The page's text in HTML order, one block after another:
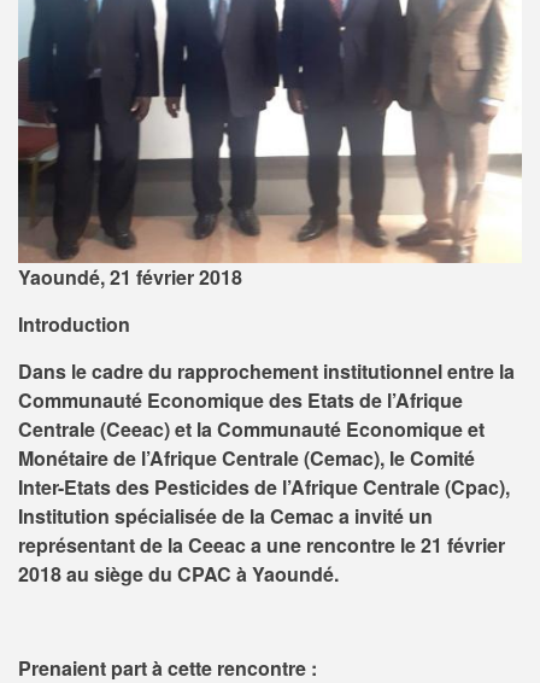
Yaoundé, 21 février 2018
Introduction
Dans le cadre du rapprochement institutionnel entre la
Communauté Economique des Etats de l’Afrique
Centrale (Ceeac) et la Communauté Economique et
Monétaire de l’Afrique Centrale (Cemac), le Comité
Inter-Etats des Pesticides de l’Afrique Centrale (Cpac),
Institution spécialisée de la Cemac a invité un
représentant de la Ceeac a une rencontre le 21 février
2018 au siège du CPAC à Yaoundé.
Prenaient part à cette rencontre :